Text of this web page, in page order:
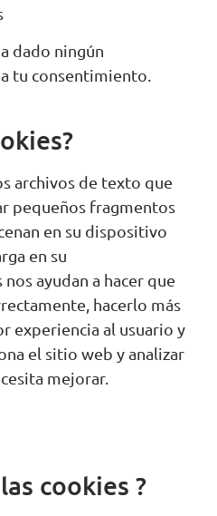
dado ningún
tu consentimiento.
archivos de texto que
pequeños fragmentos
en su dispositivo
en su
ayudan a hacer que
hacerlo más
experiencia al usuario y
el sitio web y analizar
mejorar.
cookies ?